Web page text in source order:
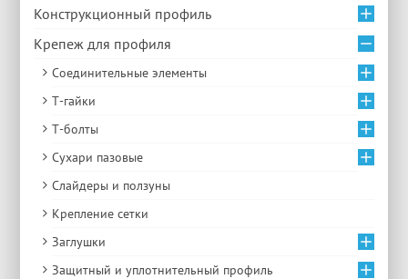
Конструкционный профиль
Крепеж для профиля
Соединительные элементы
Т-гайки
Т-болты
Сухари пазовые
Слайдеры и ползуны
Крепление сетки
Заглушки
Защитный и уплотнительный профиль